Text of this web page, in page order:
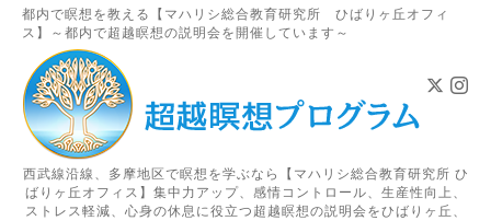
都内で瞑想を教える【マハリシ総合教育研究所 ひばりヶ丘オフィ
ス】～都内で超越瞑想の説明会を開催しています～
西武線沿線、多摩地区で瞑想を学ぶなら【マハリシ総合教育研究所 ひ
ばりヶ丘オフィス】集中力アップ、感情コントロール、生産性向上、
ストレス軽減、心身の休息に役立つ超越瞑想の説明会をひばりヶ丘、